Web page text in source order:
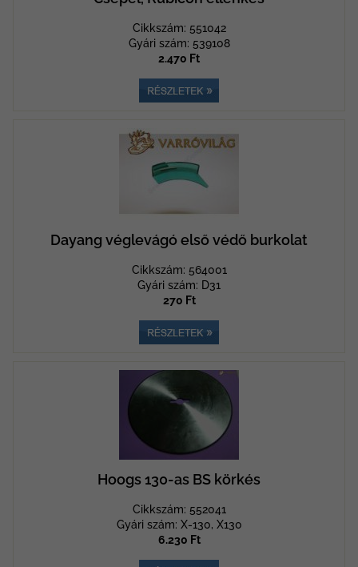
Cikkszám: 551042
Gyári szám: 539108
2.470 Ft
Dayang véglevágó első védő burkolat
Cikkszám: 564001
Gyári szám: D31
270 Ft
Hoogs 130-as BS körkés
Cikkszám: 552041
Gyári szám: X-130, X130
6.230 Ft